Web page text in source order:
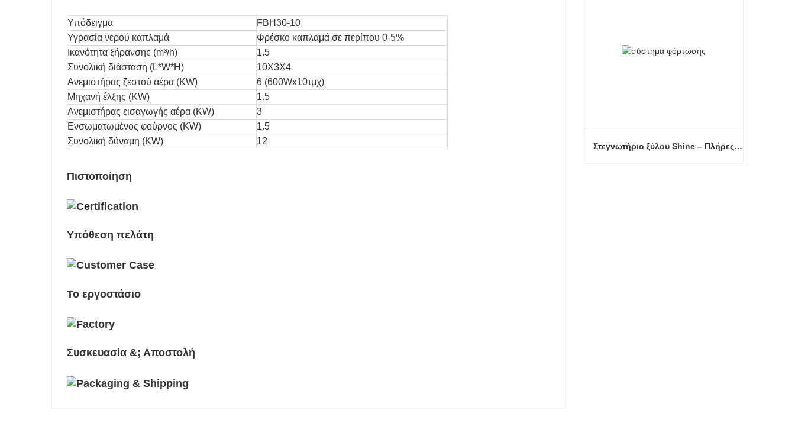
Υπόδειγμα
FBH30-10
Υγρασία νερού καπλαμά
Φρέσκο καπλαμά σε περίπου 0-5%
Ικανότητα ξήρανσης (m³/h)
1.5
Συνολική διάσταση (L*W*H)
10Χ3Χ4
Ανεμιστήρας ζεστού αέρα (KW)
6 (600Wx10τμχ)
Μηχανή έλξης (KW)
1.5
Ανεμιστήρας εισαγωγής αέρα (KW)
3
Ενσωματωμένος φούρνος (KW)
1.5
Συνολική δύναμη (KW)
12
Πιστοποίηση
Υπόθεση πελάτη
Το εργοστάσιο
Συσκευασία &; Αποστολή
Στεγνωτήριο ξύλου Shine – Πλήρες πρότυπο μεταφόρτωσης προϊόντος